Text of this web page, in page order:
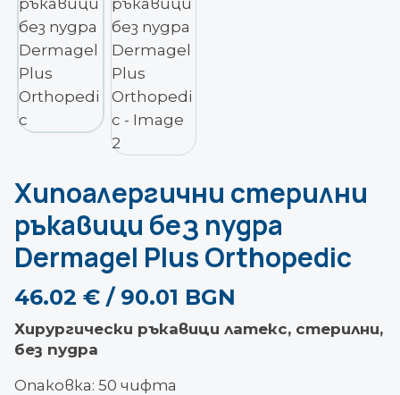
Хипоалергични стерилни
ръкавици без пудра
Dermagel Plus Orthopedic
46.02 € / 90.01 BGN
Хирургически ръкавици латекс, стерилни,
без пудра
Опаковка: 50 чифта